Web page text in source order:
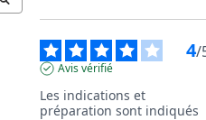
4/
Avis vérifié
Les indications et
préparation sont indiqués